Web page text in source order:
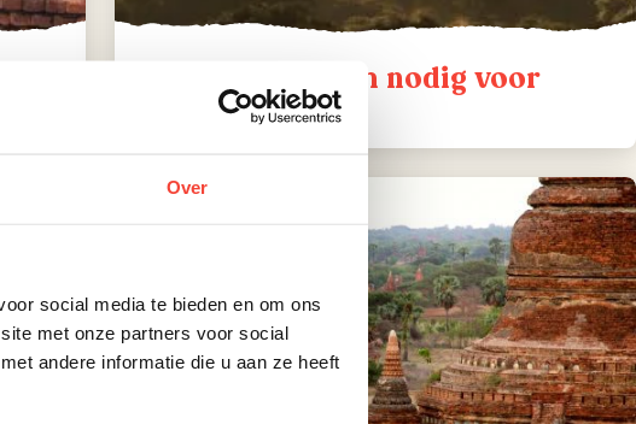
Over
social media te bieden en om ons
met onze partners voor social
andere informatie die u aan ze heeft
Heb ik een visum nodig voor
Myanmar?